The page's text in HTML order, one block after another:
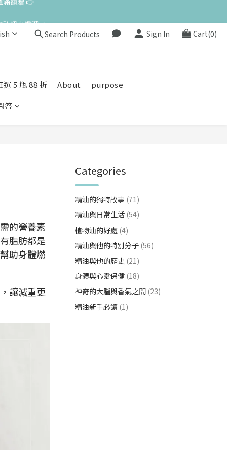
Search Products Sign In Cart(0)
5 瓶 88 折 About
purpose
答
的營養素
脂肪都是
助身體燃
讓減重更
Categories
精油的獨特故事 (71)
精油與日常生活 (54)
植物油的好處 (4)
精油與他的特別分子 (56)
精油與他的歷史 (21)
身體與心靈保健 (18)
神奇的大腦與香氣之間 (23)
精油新手必讀 (1)